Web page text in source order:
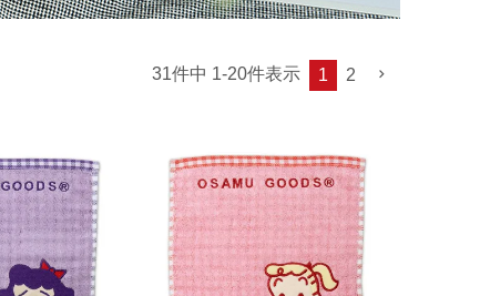
31件中 1-20件表示 1 2